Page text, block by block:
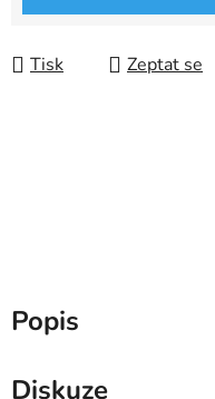
Tisk Zeptat se
Popis
Diskuze